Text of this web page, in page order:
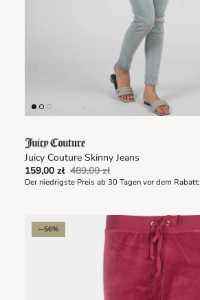
Juicy Couture Skinny Jeans
159,00 zł 489,00 zł
Der niedrigste Preis ab 30 Tagen vor dem Rabatt:
--56%